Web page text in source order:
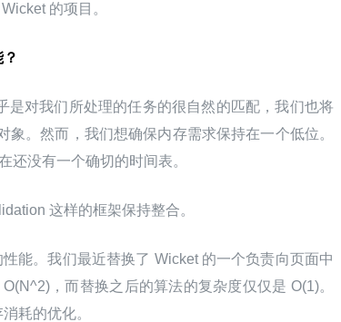
的项目。
是对我们所处理的任务的很自然的匹配，我们也将
。然而，我们想确保内存需求保持在一个低位。
还没有一个确切的时间表。
这样的框架保持整合。
能。我们最近替换了 Wicket 的一个负责向页面中
，而替换之后的算法的复杂度仅仅是 O(1)。
耗的优化。